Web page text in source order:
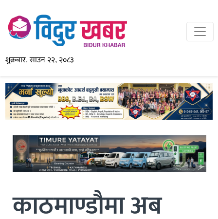
शुक्रबार, साउन २२, २०८३
काठमाण्डौमा अब